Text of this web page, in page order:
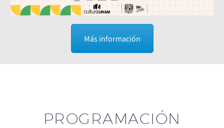
Más información
PROGRAMACIÓN